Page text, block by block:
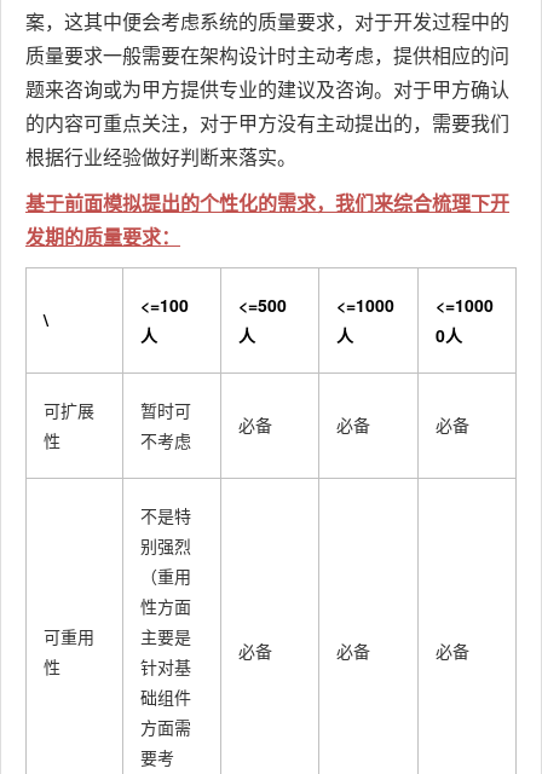
案，这其中便会考虑系统的质量要求，对于开发过程中的
质量要求一般需要在架构设计时主动考虑，提供相应的问
题来咨询或为甲方提供专业的建议及咨询。对于甲方确认
的内容可重点关注，对于甲方没有主动提出的，需要我们
根据行业经验做好判断来落实。
基于前面模拟提出的个性化的需求，我们来综合梳理下开
发期的质量要求：
\
<=100
人
<=500
人
<=1000
人
<=1000
0人
可扩展
性
暂时可
不考虑
必备 必备 必备
可重用
性
不是特
别强烈
（重用
性方面
主要是
针对基
础组件
方面需
要考
必备 必备 必备